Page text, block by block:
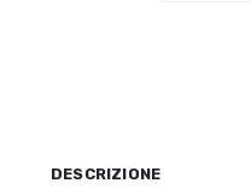
DESCRIZIONE